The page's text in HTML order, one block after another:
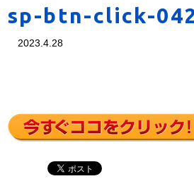
sp-btn-click-
2023.4.28